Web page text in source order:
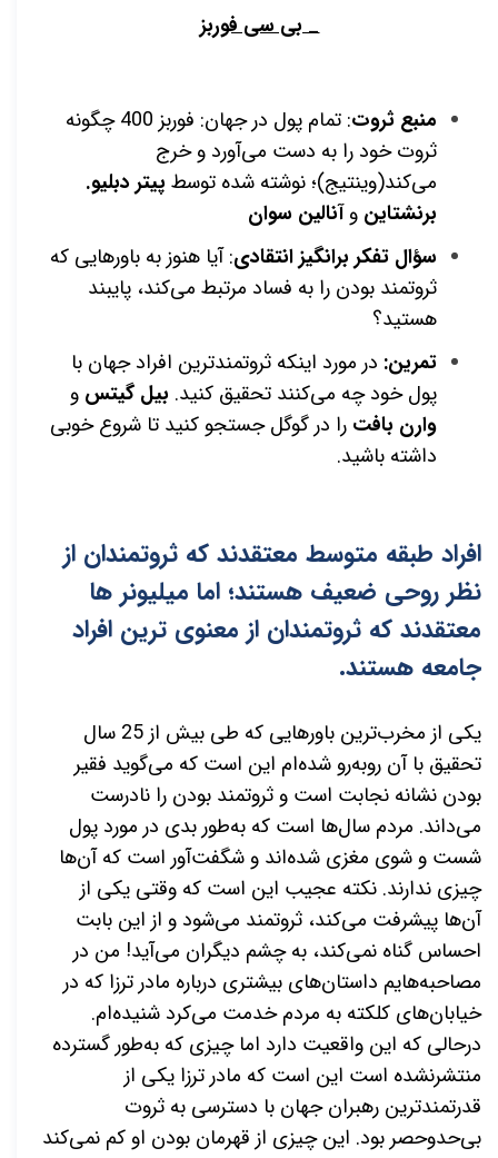
_ بی سی فوربز
منبع ثروت
: تمام پول در جهان: فوربز 400 چگونه
ثروت خود را به دست می‌آورد و خرج
می‌کند(وینتیج)؛ نوشته شده توسط پیتر دبلیو.
برنشتاین وآنالین سوان
سؤال تفکر برانگیز انتقادی: آیا هنوز به باورهایی که
ثروتمند بودن را به فساد مرتبط می‌کند، پایبند
هستید؟
تمرین: در مورد اینکه ثروتمندترین افراد جهان با
پول خود چه می‌کنند تحقیق کنید. بیل گیتس و
وارن بافت را در گوگل جستجو کنید تا شروع خوبی
داشته باشید.
افراد طبقه متوسط معتقدند که ثروتمندان از
نظر روحی ضعیف هستند؛ اما میلیونر ها
معتقدند که ثروتمندان از معنوی ترین افراد
جامعه هستند.
یکی از مخرب‌ترین باورهایی که طی بیش از 25 سال
تحقیق با آن روبه‌رو شده‌ام این است که می‌گوید فقیر
بودن نشانه نجابت است و ثروتمند بودن را نادرست
می‌داند. مردم سال‌ها است که به‌طور بدی در مورد پول
شست و شوی مغزی شده‌اند و شگفت‌آور است که آن‌ها
چیزی ندارند. نکته عجیب این است که وقتی یکی از
آن‌ها پیشرفت می‌کند، ثروتمند می‌شود و از این بابت
احساس گناه نمی‌کند، به چشم دیگران می‌آید! من در
مصاحبه‌هایم داستان‌های بیشتری درباره مادر ترزا که در
خیابان‌های کلکته به مردم خدمت می‌کرد شنیده‌ام.
درحالی که این واقعیت دارد اما چیزی که به‌طور گسترده
منتشرنشده است این است که مادر ترزا یکی از
قدرتمندترین رهبران جهان با دسترسی به ثروت
بی‌حدوحصر بود. این چیزی از قهرمان بودن او کم نمی‌کند